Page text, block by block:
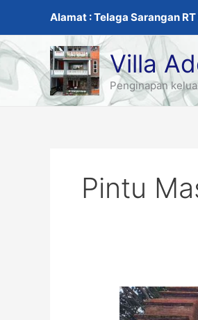
content
Alamat : Telaga Sarangan
Villa
Penginapan
Pintu
Harga
Tiket